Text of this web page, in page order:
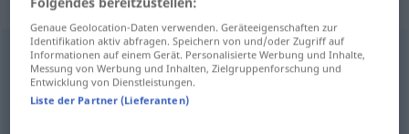
„overgieten“: werkwoord
overgieten [ˈoːv̊ər-]v
Übersicht aller Übersetzungen
(Für mehr Details die Übersetzung anklicken/antippen)
Genaue Geolocation-Daten verwenden. Geräteeigenschaften zur
Identifikation aktiv abfragen. Speichern von und/oder Zugriff auf
Informationen auf einem Gerät. Personalisierte Werbung und Inhalte,
Messung von Werbung und Inhalten, Zielgruppenforschung und
Entwicklung von Dienstleistungen.
Liste der Partner (Lieferanten)